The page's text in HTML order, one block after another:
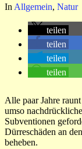
In Allgemein, Natur
teilen
teilen
teilen
teilen
Alle paar Jahre
umso
Subventionen
Dürreschäden an
beheben.